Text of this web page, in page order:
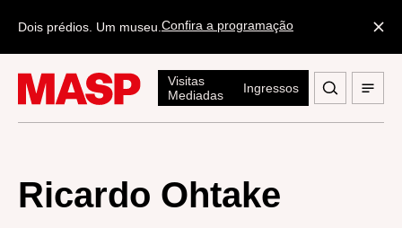
Dois prédios. Um museu. Confira a programação
Visitas
Mediadas
Ingressos
Ricardo Ohtake